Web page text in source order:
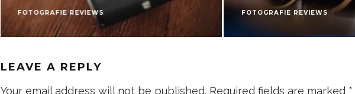
FOTOGRAFIE REVIEWS FOTOGRAFIE REVIEWS
LEAVE A REPLY
Your email address will not be published. Required fields are marked *